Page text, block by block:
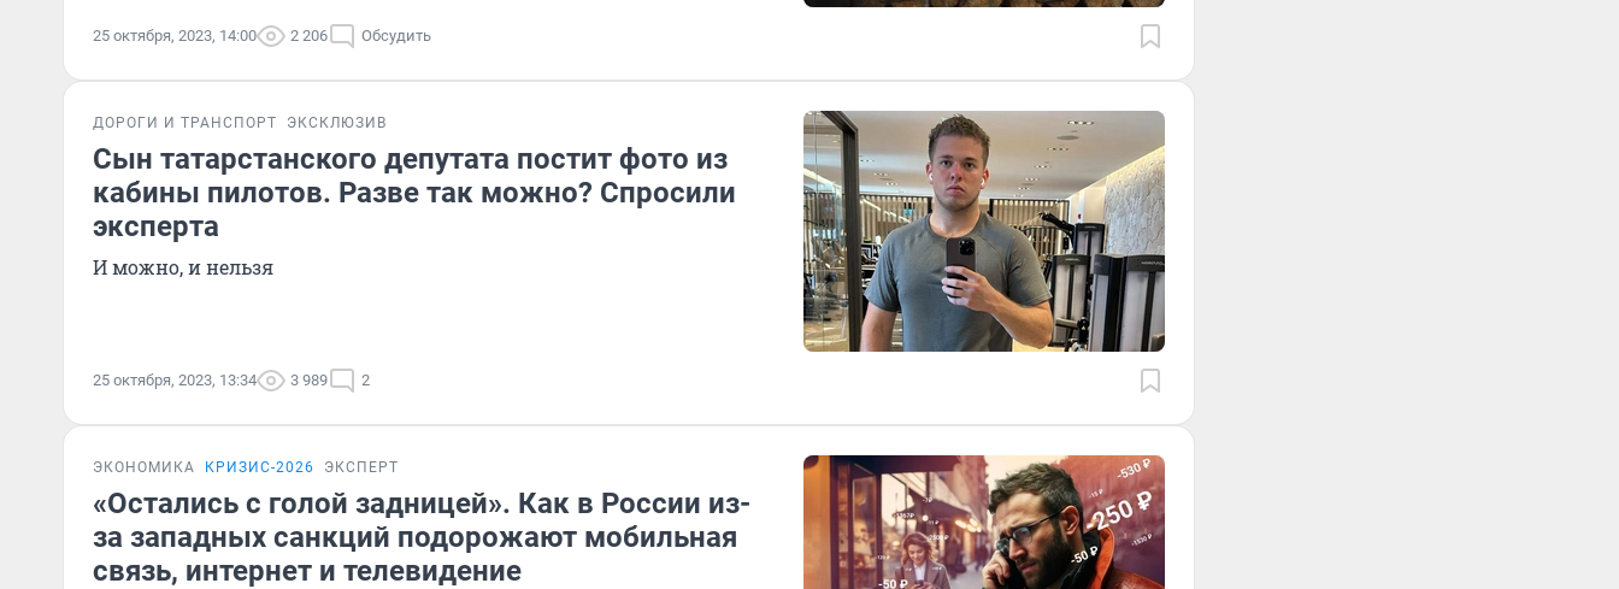
25 октября, 2023, 14:00 2 206 Обсудить
ДОРОГИ И ТРАНСПОРТ ЭКСКЛЮЗИВ
Сын татарстанского депутата постит фото из
кабины пилотов. Разве так можно? Спросили
эксперта
И можно, и нельзя
25 октября, 2023, 13:34 3 989 2
ЭКОНОМИКА КРИЗИС-2026 ЭКСПЕРТ
«Остались с голой задницей». Как в России из-
за западных санкций подорожают мобильная
связь, интернет и телевидение